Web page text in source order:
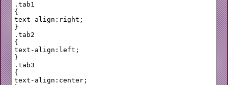
.tab1
{
text-align:right;
}
.tab2
{
text-align:left;
}
.tab3
{
text-align:center;